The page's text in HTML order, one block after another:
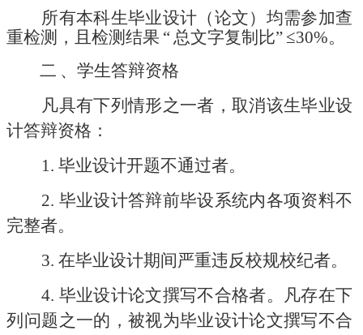
所有本科生毕业设计（论文）均需参加查
重检测 ， 且检测结果 “总文字复制比”≤30%。
二 、学生答辩资格
凡具有下列情形之一者，取消该生毕业设
计答辩资格：
1.毕业设计开题不通过者。
2. 毕业设计答辩前毕设系统内各项资料不
完整者。
3.在毕业设计期间严重违反校规校纪者。
4. 毕业设计论文撰写不合格者。凡存在下
列问题之一的，被视为毕业设计论文撰写不合